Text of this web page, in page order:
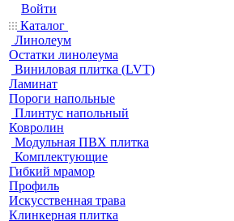
Войти
Каталог
Линолеум
Остатки линолеума
Виниловая плитка (LVT)
Ламинат
Пороги напольные
Плинтус напольный
Ковролин
Модульная ПВХ плитка
Комплектующие
Гибкий мрамор
Профиль
Искусственная трава
Клинкерная плитка